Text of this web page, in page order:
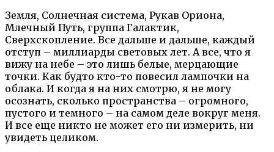
Земля, Солнечная система, Рукав Ориона,
Млечный Путь, группа Галактик,
Сверхскопление. Все дальше и дальше, каждый
отступ – миллиарды световых лет. А все, что я
вижу на небе – это лишь белые, мерцающие
точки. Как будто кто-то повесил лампочки на
облака. И когда я на них смотрю, я не могу
осознать, сколько пространства – огромного,
пустого и темного – на самом деле вокруг меня.
И все еще никто не может его ни измерить, ни
увидеть целиком.